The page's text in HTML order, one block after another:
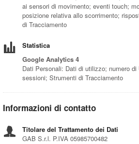
ai sensori di movimento; eventi touch;
posizione relativa allo scorrimento;
di Tracciamento
Statistica
Google Analytics 4
Dati Personali: Dati di utilizzo; numero
sessioni; Strumenti di Tracciamento
Informazioni di contatto
Titolare del Trattamento dei Dati
GAB S.r.l. P.IVA 05985700482